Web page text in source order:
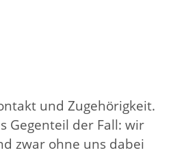
und Zugehörigkeit.
Gegenteil der Fall: wir
zwar ohne uns dabei